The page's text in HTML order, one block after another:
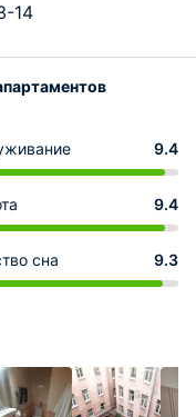
14
9.4
9.4
сна 9.3